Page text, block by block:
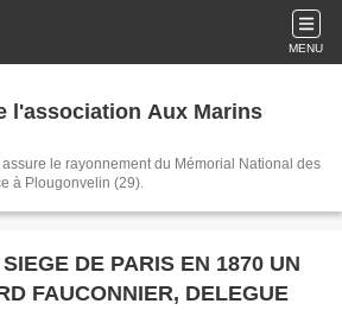
MENU
blog de l'association Aux Marins
National des
à Plougonvelin (29).
DE PARIS EN 1870 UN
FAUCONNIER, DELEGUE